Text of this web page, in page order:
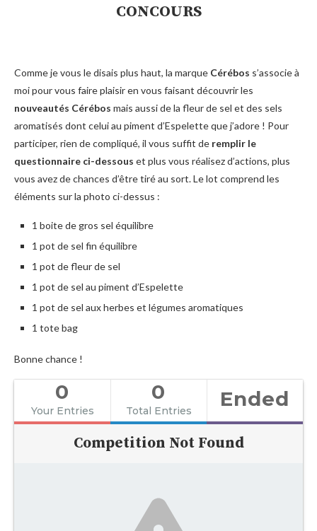
CONCOURS
Comme je vous le disais plus haut, la marque Cérébos s’associe à
moi pour vous faire plaisir en vous faisant découvrir les
nouveautés Cérébos mais aussi de la fleur de sel et des sels
aromatisés dont celui au piment d’Espelette que j’adore ! Pour
participer, rien de compliqué, il vous suffit de remplir le
questionnaire ci-dessous et plus vous réalisez d’actions, plus
vous avez de chances d’être tiré au sort. Le lot comprend les
éléments sur la photo ci-dessus :
1 boite de gros sel équilibre
1 pot de sel fin équilibre
1 pot de fleur de sel
1 pot de sel au piment d’Espelette
1 pot de sel aux herbes et légumes aromatiques
1 tote bag
Bonne chance !
0
Your Entries
0
Total Entries Ended
Competition Not Found